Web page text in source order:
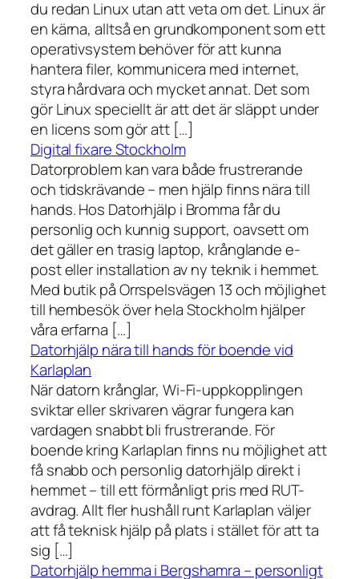
du redan Linux utan att veta om det. Linux är
en kärna, alltså en grundkomponent som ett
operativsystem behöver för att kunna
hantera filer, kommunicera med internet,
styra hårdvara och mycket annat. Det som
gör Linux speciellt är att det är släppt under
en licens som gör att […]
Digital fixare Stockholm
Datorproblem kan vara både frustrerande
och tidskrävande – men hjälp finns nära till
hands. Hos Datorhjälp i Bromma får du
personlig och kunnig support, oavsett om
det gäller en trasig laptop, krånglande e-
post eller installation av ny teknik i hemmet.
Med butik på Orrspelsvägen 13 och möjlighet
till hembesök över hela Stockholm hjälper
våra erfarna […]
Datorhjälp nära till hands för boende vid
Karlaplan
När datorn krånglar, Wi-Fi-uppkopplingen
sviktar eller skrivaren vägrar fungera kan
vardagen snabbt bli frustrerande. För
boende kring Karlaplan finns nu möjlighet att
få snabb och personlig datorhjälp direkt i
hemmet – till ett förmånligt pris med RUT-
avdrag. Allt fler hushåll runt Karlaplan väljer
att få teknisk hjälp på plats i stället för att ta
sig […]
Datorhjälp hemma i Bergshamra – personligt